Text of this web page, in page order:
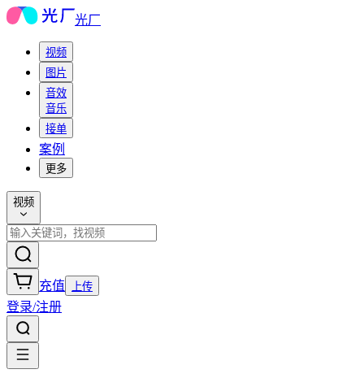
光厂
视频
图片
音效
音乐
接单
案例
更多
视频
充值 上传
登录/注册